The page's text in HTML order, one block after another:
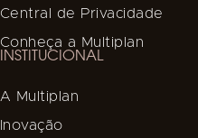
Central de Privacidade
Conheça a Multiplan
INSTITUCIONAL
A Multiplan
Inovação